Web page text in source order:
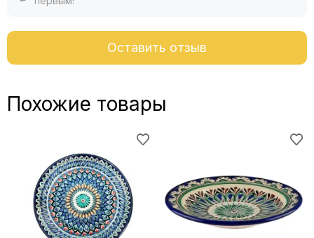
Оставить отзыв
Похожие товары